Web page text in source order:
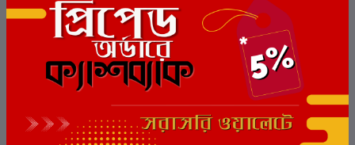
কার্টে যোগ করুন
ধ্রুবপুত্র
₹649.00 ₹600.00
কার্টে যোগ করুন
চব্বিশ প্রহর
লেখক:অমর মিত্র